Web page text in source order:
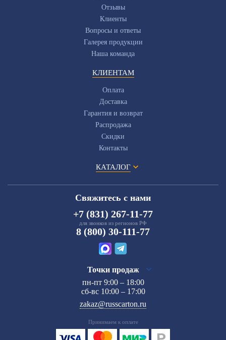
Отзывы
Клиенты
Вопросы и ответы
Галерея продукции
Наша команда
КЛИЕНТАМ
Оплата
Доставка
Гарантия и возврат
Распродажа
Скидки
Контакты
КАТАЛОГ
Свяжитесь с нами
+7 (831) 267-11-77
для звонков из регионов РФ
8 (800) 30-111-77
Точки продаж
пн-пт 9:00 – 18:00
сб-вс 10:00 – 17:00
zakaz@russcarton.ru
Принимаем к оплате